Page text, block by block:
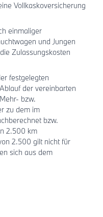
Vollkaskoversicherung
einmaliger
und Jungen
Zulassungskosten
festgelegten
der vereinbarten
bzw.
zu dem im
bzw.
2.500 km
2.500 gilt nicht für
sich aus dem